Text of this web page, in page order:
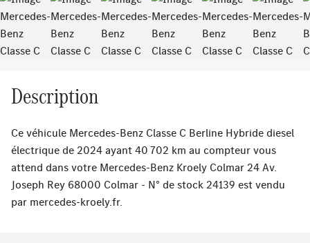
Previous Next
Description
Ce véhicule Mercedes-Benz Classe C Berline Hybride diesel
électrique de 2024 ayant 40 702 km au compteur vous
attend dans votre Mercedes-Benz Kroely Colmar 24 Av.
Joseph Rey 68000 Colmar - N° de stock 24139 est vendu
par mercedes-kroely.fr.